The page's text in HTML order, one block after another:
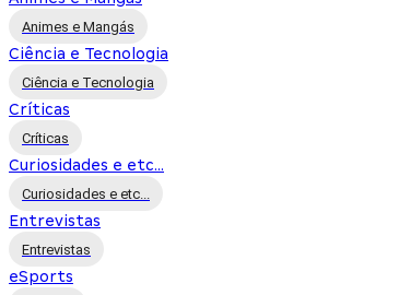
Animes e Mangás
Ciência e Tecnologia
Ciência e Tecnologia
Críticas
Críticas
Curiosidades e etc...
Curiosidades e etc...
Entrevistas
Entrevistas
eSports